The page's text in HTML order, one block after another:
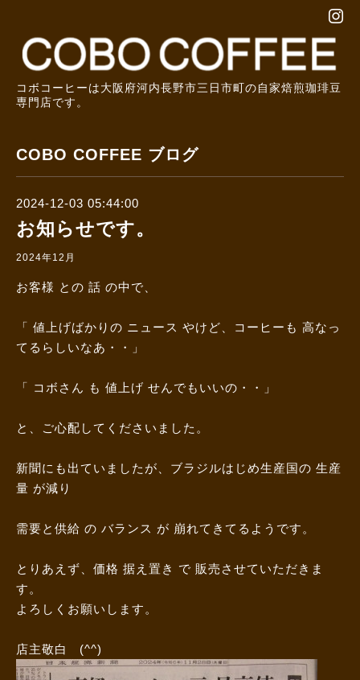
コボコーヒーは大阪府河内長野市三日市町の自家焙煎珈琲豆
専門店です。
COBO COFFEE ブログ
2024-12-03 05:44:00
お知らせです。
2024年12月
お客様 との 話 の中で、
「 値上げばかりの ニュース やけど、コーヒーも 高なっ
てるらしいなあ・・」
「 コボさん も 値上げ せんでもいいの・・」
と、ご心配してくださいました。
新聞にも出ていましたが、ブラジルはじめ生産国の 生産
量 が減り
需要と供給 の バランス が 崩れてきてるようです。
とりあえず、価格 据え置き で 販売させていただきま
す。
よろしくお願いします。
店主敬白 (^^)